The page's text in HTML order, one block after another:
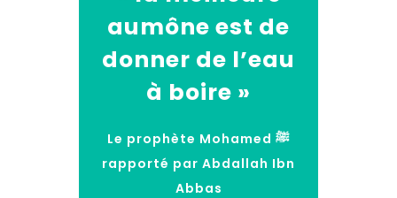
aumône est de
donner de l’eau
à boire »
Le prophète Mohamed ﷺ
rapporté par Abdallah Ibn
Abbas